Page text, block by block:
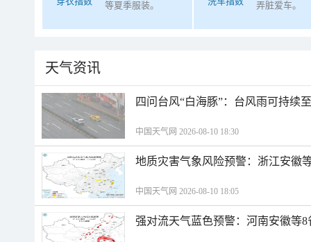
等夏季服装。
弄脏爱车。
天气资讯
四问台风“白海豚”：台风雨可持续
中国天气网 2026-08-10 18:30
地质灾害气象风险预警：浙江安徽
中国天气网 2026-08-10 18:05
强对流天气蓝色预警：河南安徽等